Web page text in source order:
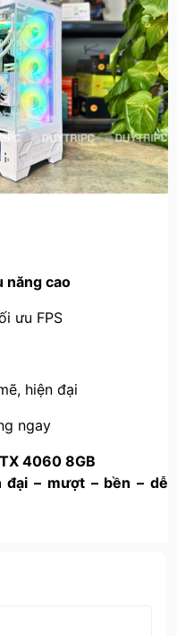
năng cao
ưu FPS
hiện đại
ngay
4060 8GB
đại – mượt – bền – dễ